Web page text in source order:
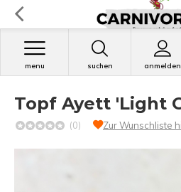
suchen anmelden
menu
Topf Ayett 'Light
(0) Zur Wunschliste